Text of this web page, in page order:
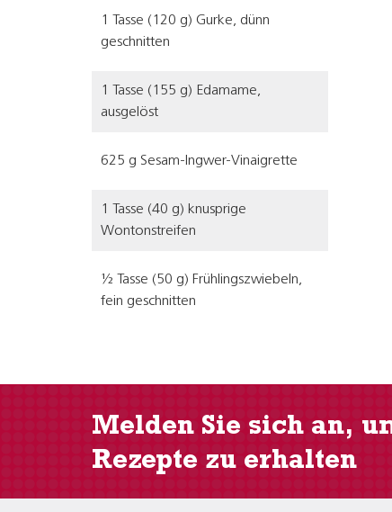
1 Tasse (120 g) Gurke, dünn
geschnitten
1 Tasse (155 g) Edamame,
ausgelöst
625 g Sesam-Ingwer-Vinaigrette
1 Tasse (40 g) knusprige
Wontonstreifen
½ Tasse (50 g) Frühlingszwiebeln,
fein geschnitten
Melden Sie sich an,
Rezepte zu erhalten